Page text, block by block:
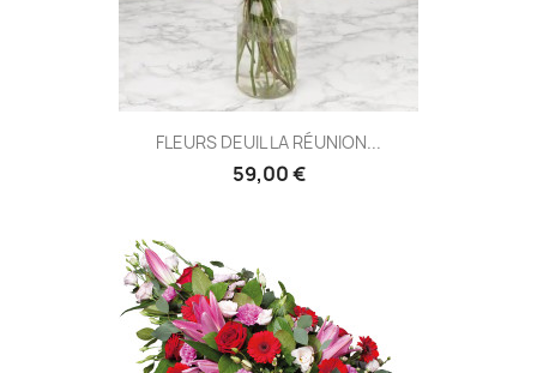
FLEURS DEUIL LA RÉUNION...
59,00 €